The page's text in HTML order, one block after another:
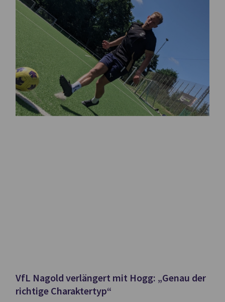
VfL Nagold verlängert mit Hogg: „Genau der
richtige Charaktertyp“